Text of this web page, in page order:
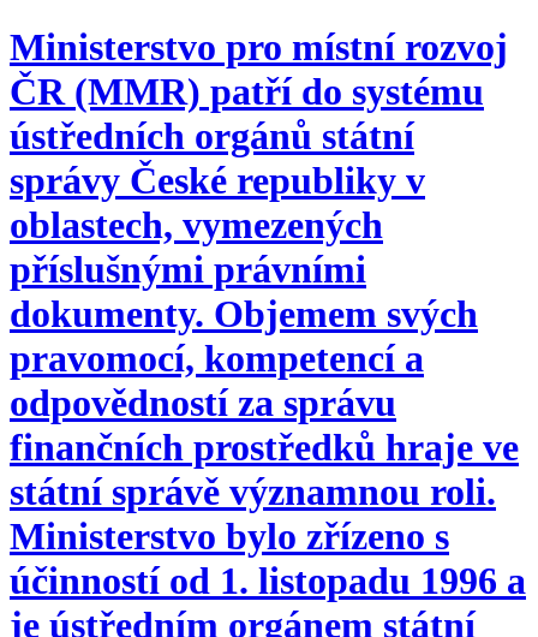
Ministerstvo pro místní rozvoj
ČR (MMR) patří do systému
ústředních orgánů státní
správy České republiky v
oblastech, vymezených
příslušnými právními
dokumenty. Objemem svých
pravomocí, kompetencí a
odpovědností za správu
finančních prostředků hraje ve
státní správě významnou roli.
Ministerstvo bylo zřízeno s
účinností od 1. listopadu 1996 a
je ústředním orgánem státní